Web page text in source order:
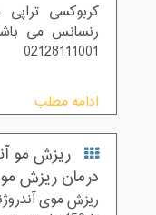
کربوکسی
رنسانس می
02128111001
ادامه مطلب
ریزش مو
درمان ریزش